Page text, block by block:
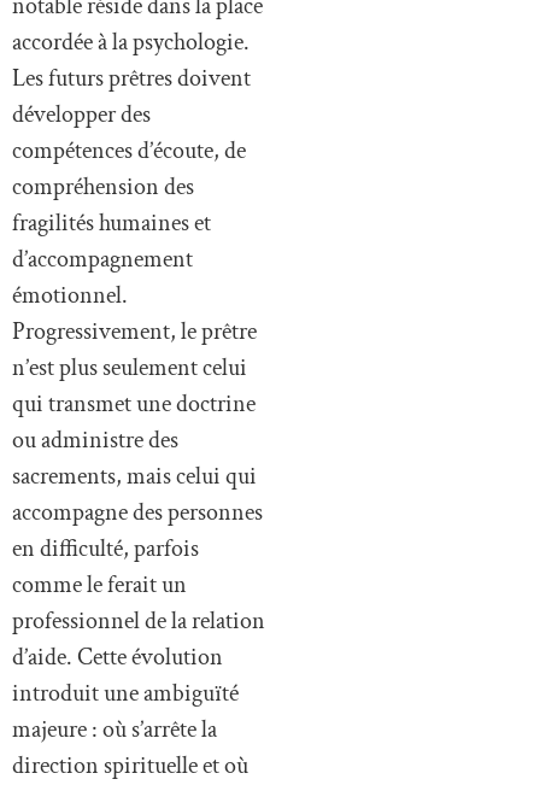
notable réside dans la place
accordée à la psychologie.
Les futurs prêtres doivent
développer des
compétences d’écoute, de
compréhension des
fragilités humaines et
d’accompagnement
émotionnel.
Progressivement, le prêtre
n’est plus seulement celui
qui transmet une doctrine
ou administre des
sacrements, mais celui qui
accompagne des personnes
en difficulté, parfois
comme le ferait un
professionnel de la relation
d’aide. Cette évolution
introduit une ambiguïté
majeure : où s’arrête la
direction spirituelle et où